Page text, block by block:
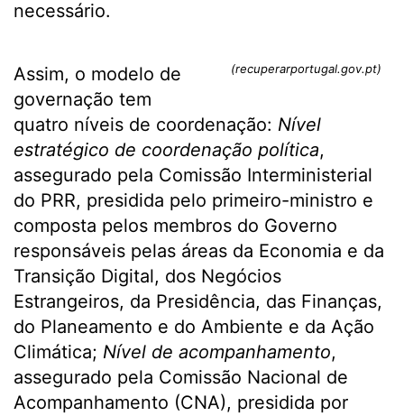
necessário.
(recuperarportugal.gov.pt)
Assim, o modelo de
governação tem
quatro níveis de coordenação: Nível
estratégico de coordenação política,
assegurado pela Comissão Interministerial
do PRR, presidida pelo primeiro-ministro e
composta pelos membros do Governo
responsáveis pelas áreas da Economia e da
Transição Digital, dos Negócios
Estrangeiros, da Presidência, das Finanças,
do Planeamento e do Ambiente e da Ação
Climática; Nível de acompanhamento,
assegurado pela Comissão Nacional de
Acompanhamento (CNA), presidida por